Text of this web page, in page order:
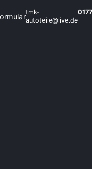
tmk-
autoteile@live.de